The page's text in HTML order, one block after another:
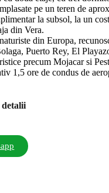
pe un teren de
la subsol, la un
din Vera.
din Europa,
Puerto Rey, El
precum Mojacar si
1,5 ore de condus de
detalii